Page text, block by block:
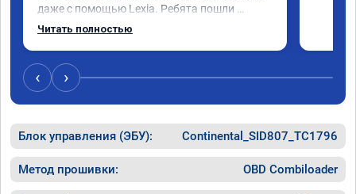
даже с помощью Lexia. Ребята пошли
навстречу, оперативно приняли и за час
Читать полностью
‹ ›
Блок управления (ЭБУ): Continental_SID807_TC1796
Метод прошивки: OBD Combiloader